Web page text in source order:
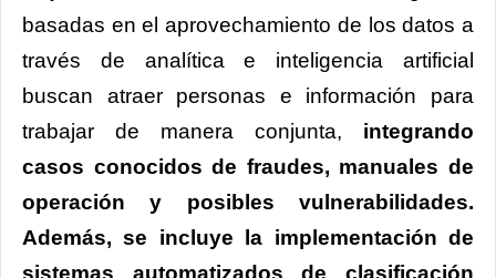
basadas en el aprovechamiento de los datos a
través de analítica e inteligencia artificial
buscan atraer personas e información para
trabajar de manera conjunta, integrando
casos conocidos de fraudes, manuales de
operación y posibles vulnerabilidades.
Además, se incluye la implementación de